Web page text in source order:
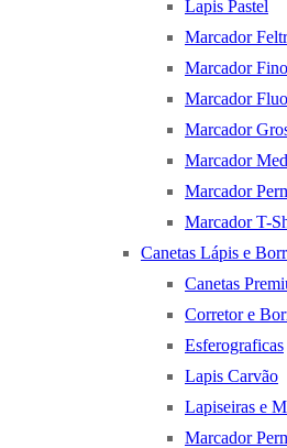
Lapis Pastel
Marcador
Marcador Fino
Marcador
Marcador
Marcador
Marcador
Marcador T-
Canetas Lápis e
Canetas
Corretor e
Esferograficas
Lapis Carvão
Lapiseiras e
Marcador